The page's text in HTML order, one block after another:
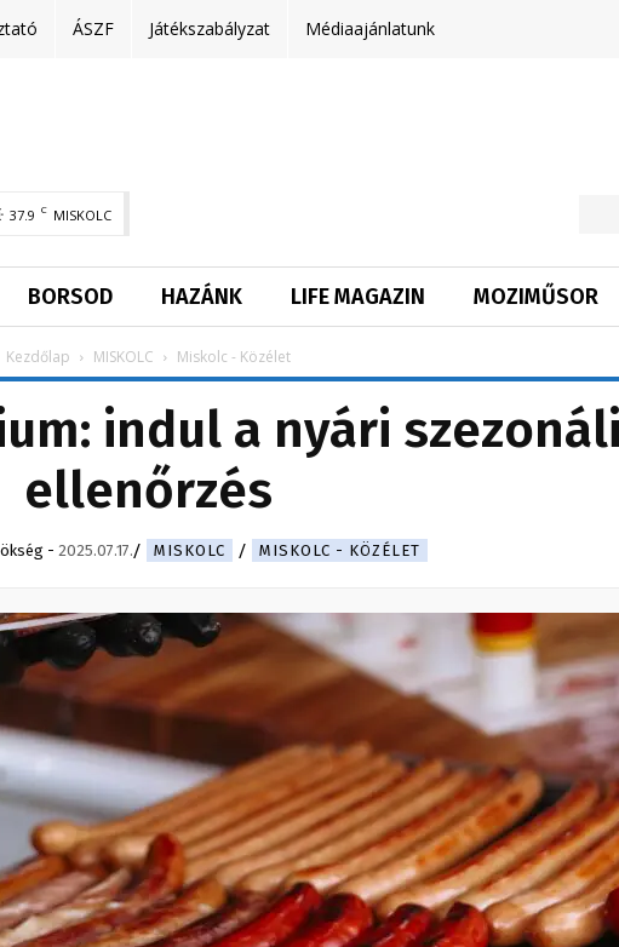
ÁSZF Játékszabályzat Médiaajánlatunk
37.9 C MISKOLC
BORSOD HAZÁNK LIFE MAGAZIN MOZIMŰSOR
Kezdőlap MISKOLC Miskolc - Közélet
indul a nyári
ellenőrzés
- 2025.07.17. MISKOLC MISKOLC - KÖZÉLET